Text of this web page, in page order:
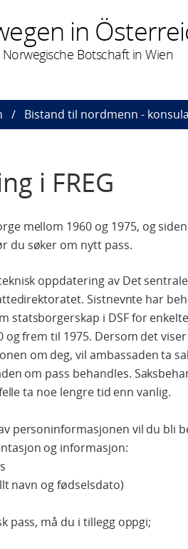
in
Botschaft in Wien
Bistand til nordmenn -
i FREG
mellom 1960 og 1975, og
du søker om nytt pass.
oppdatering av Det
Sistnevnte har
statsborgerskap i DSF for
frem til 1975. Dersom det
om deg, vil ambassaden ta
om pass behandles.
ta noe lengre tid enn vanlig.
personinformasjonen vil du bli
og informasjon:
navn og fødselsdato)
pass, må du i tillegg oppgi;